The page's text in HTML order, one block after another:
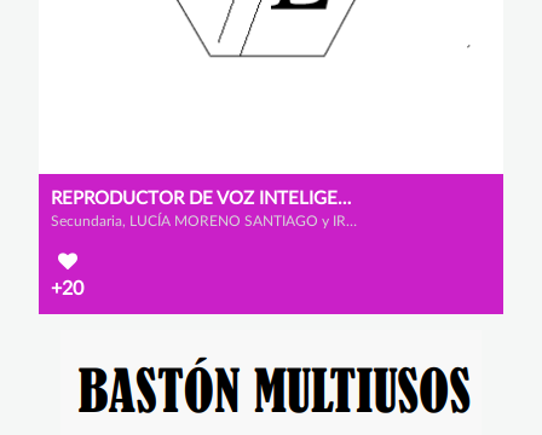
REPRODUCTOR DE VOZ INTELIGENTE
Secundaria, LUCÍA MORENO SANTIAGO y IRENE MELÉNDEZ RODRÍGUEZ
+20